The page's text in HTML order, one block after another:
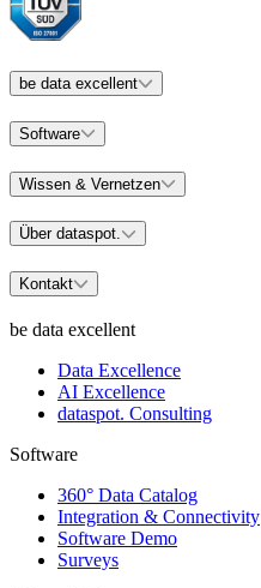
be data excellent
Software
Wissen & Vernetzen
Über dataspot.
Kontakt
be data excellent
Data Excellence
AI Excellence
dataspot. Consulting
Software
360° Data Catalog
Integration & Connectivity
Software Demo
Surveys